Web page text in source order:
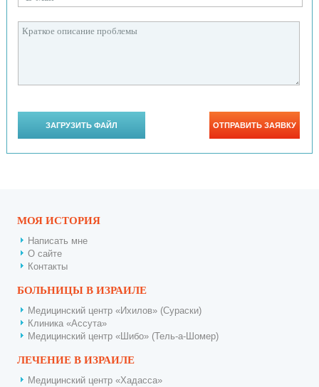
МОЯ ИСТОРИЯ
Написать мне
О сайте
Контакты
БОЛЬНИЦЫ В ИЗРАИЛЕ
Медицинский центр «Ихилов» (Сураски)
Клиника «Ассута»
Медицинский центр «Шибо» (Тель-а-Шомер)
ЛЕЧЕНИЕ В ИЗРАИЛЕ
Медицинский центр «Хадасса»